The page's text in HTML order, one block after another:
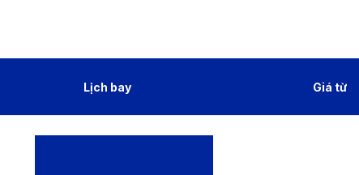
Lịch bay Giá từ